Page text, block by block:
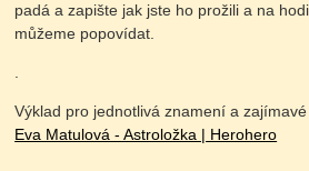
padá a zapište jak jste ho prožili a na
můžeme popovídat.
.
Výklad pro jednotlivá znamení a
Eva Matulová - Astroložka | Herohero